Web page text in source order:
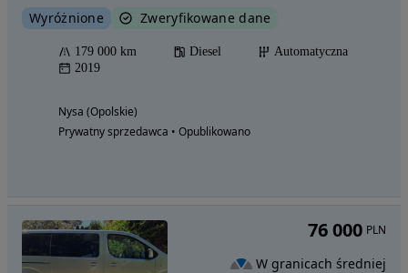
Wyróżnione Zweryfikowane dane
179 000 km Diesel
Automatyczna
2019
Nysa (Opolskie)
Prywatny sprzedawca • Opublikowano
76 000 PLN
W granicach średniej